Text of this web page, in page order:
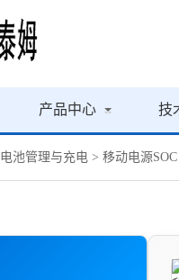
产品中心 技
电池管理与充电 > 移动电源SOC